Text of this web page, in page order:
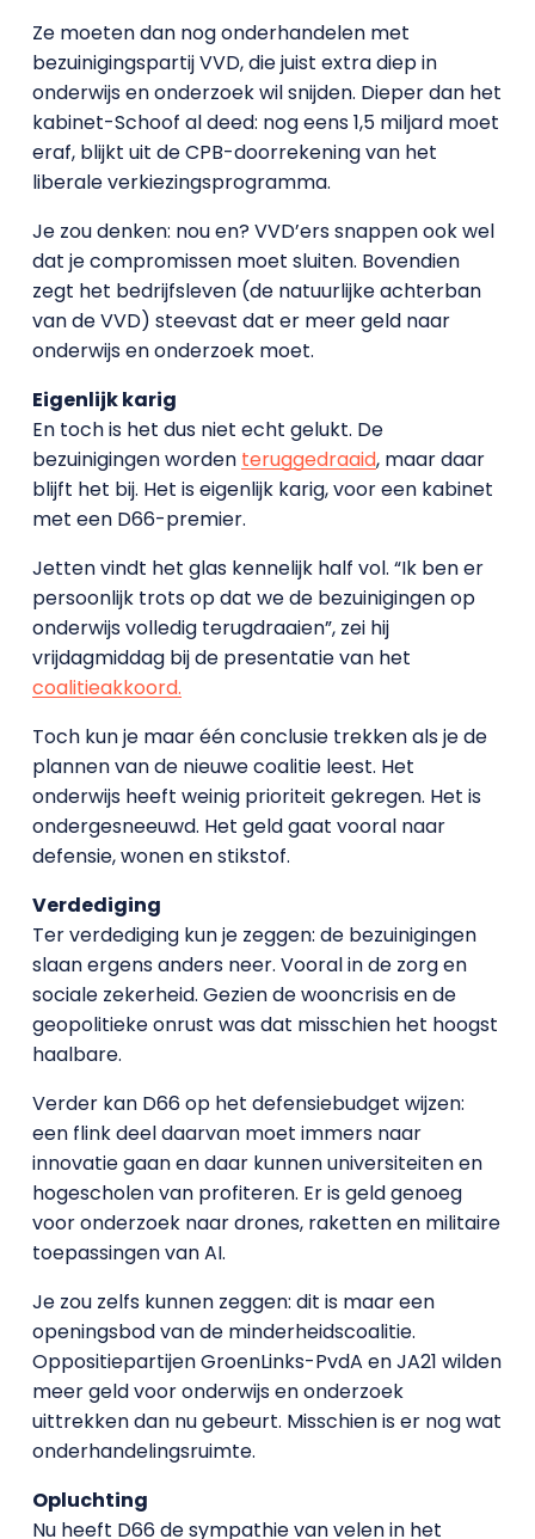
Ze moeten dan nog onderhandelen met
bezuinigingspartij VVD, die juist extra diep in
onderwijs en onderzoek wil snijden. Dieper dan het
kabinet-Schoof al deed: nog eens 1,5 miljard moet
eraf, blijkt uit de CPB-doorrekening van het
liberale verkiezingsprogramma.
Je zou denken: nou en? VVD’ers snappen ook wel
dat je compromissen moet sluiten. Bovendien
zegt het bedrijfsleven (de natuurlijke achterban
van de VVD) steevast dat er meer geld naar
onderwijs en onderzoek moet.
Eigenlijk karig
En toch is het dus niet echt gelukt. De
bezuinigingen worden teruggedraaid, maar daar
blijft het bij. Het is eigenlijk karig, voor een kabinet
met een D66-premier.
Jetten vindt het glas kennelijk half vol. “Ik ben er
persoonlijk trots op dat we de bezuinigingen op
onderwijs volledig terugdraaien”, zei hij
vrijdagmiddag bij de presentatie van het
coalitieakkoord.
Toch kun je maar één conclusie trekken als je de
plannen van de nieuwe coalitie leest. Het
onderwijs heeft weinig prioriteit gekregen. Het is
ondergesneeuwd. Het geld gaat vooral naar
defensie, wonen en stikstof.
Verdediging
Ter verdediging kun je zeggen: de bezuinigingen
slaan ergens anders neer. Vooral in de zorg en
sociale zekerheid. Gezien de wooncrisis en de
geopolitieke onrust was dat misschien het hoogst
haalbare.
Verder kan D66 op het defensiebudget wijzen:
een flink deel daarvan moet immers naar
innovatie gaan en daar kunnen universiteiten en
hogescholen van profiteren. Er is geld genoeg
voor onderzoek naar drones, raketten en militaire
toepassingen van AI.
Je zou zelfs kunnen zeggen: dit is maar een
openingsbod van de minderheidscoalitie.
Oppositiepartijen GroenLinks-PvdA en JA21 wilden
meer geld voor onderwijs en onderzoek
uittrekken dan nu gebeurt. Misschien is er nog wat
onderhandelingsruimte.
Opluchting
Nu heeft D66 de sympathie van velen in het